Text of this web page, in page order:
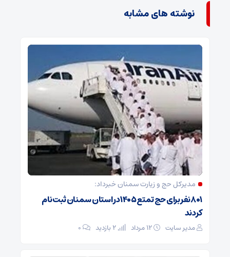
نوشته های مشابه
مدیرکل حج و زیارت ‌سمنان خبرداد:
۸۰۱ نفر برای حج تمتع ۱۴۰۵ در استان سمنان ثبت نام
کردند
مدیر سایت ۰